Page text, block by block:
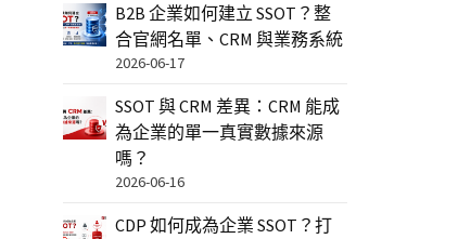
B2B 企業如何建立 SSOT？整
合官網名單、CRM 與業務系統
2026-06-17
SSOT 與 CRM 差異：CRM 能成
為企業的單一真實數據來源
嗎？
2026-06-16
CDP 如何成為企業 SSOT？打